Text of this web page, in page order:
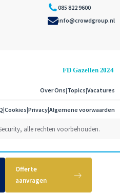
Offerte
aanvragen
085 822 9600
info@crowdgroup.nl
Over Ons|Topics|Vacatures
|Cookies|Privacy|Algemene voorwaarden
alle rechten voorbehouden.